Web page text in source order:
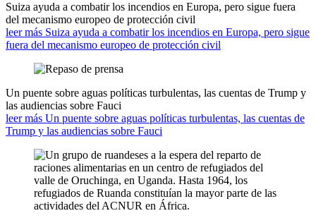
Suiza ayuda a combatir los incendios en Europa, pero sigue fuera
del mecanismo europeo de protección civil
leer más Suiza ayuda a combatir los incendios en Europa, pero sigue
fuera del mecanismo europeo de protección civil
Un puente sobre aguas políticas turbulentas, las cuentas de Trump y
las audiencias sobre Fauci
leer más Un puente sobre aguas políticas turbulentas, las cuentas de
Trump y las audiencias sobre Fauci